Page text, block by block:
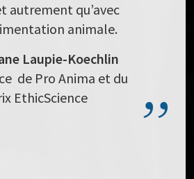
autrement qu’avec
animale.
Laupie-Koechlin
de Pro Anima et du
EthicScience